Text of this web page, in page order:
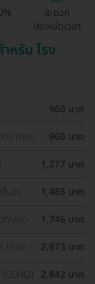
สะดวก
ประหยัดเวลา
หรับ โรง
960 บาท
ร (ทุก
960 บาท
1,277 บาท
ไป
1,485 บาท
1,746 บาท
ดยการ
2,673 บาท
2,842 บาท